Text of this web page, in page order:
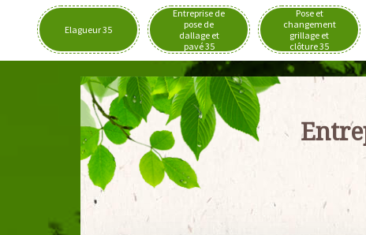
Elagueur 35
Entreprise de
pose de
dallage et
pavé 35
Pose et
changement
grillage et
clôture 35